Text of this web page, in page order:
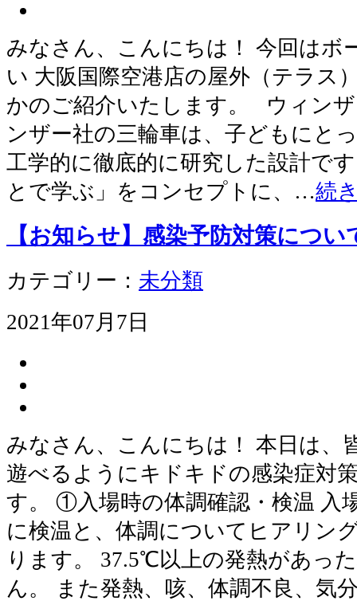
みなさん、こんにちは！ 今回はボ
い 大阪国際空港店の屋外（テラス
かのご紹介いたします。 ウィン
ンザー社の三輪車は、子どもにと
工学的に徹底的に研究した設計で
とで学ぶ」をコンセプトに、…続
【お知らせ】感染予防対策につい
カテゴリー： 未分類
2021年07月7日
みなさん、こんにちは！ 本日は、
遊べるようにキドキドの感染症対
す。 ①入場時の体調確認・検温 入
に検温と、体調についてヒアリン
ります。 37.5℃以上の発熱があっ
ん。 また発熱、咳、体調不良、気